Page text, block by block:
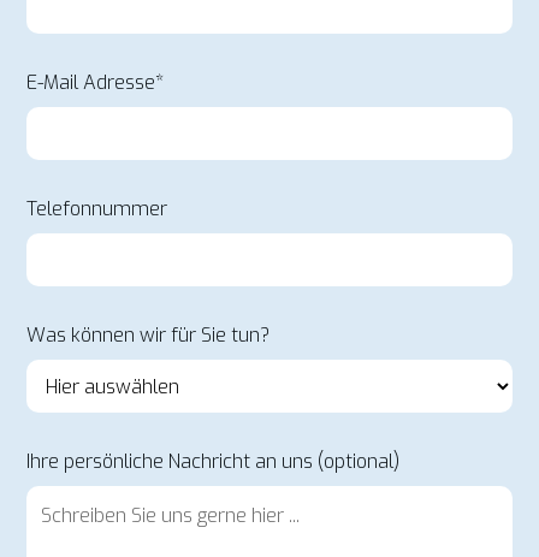
E-Mail Adresse*
Telefonnummer
Was können wir für Sie tun?
Ihre persönliche Nachricht an uns (optional)